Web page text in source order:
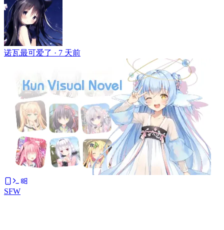
诺瓦最可爱了 · 7 天前
SFW